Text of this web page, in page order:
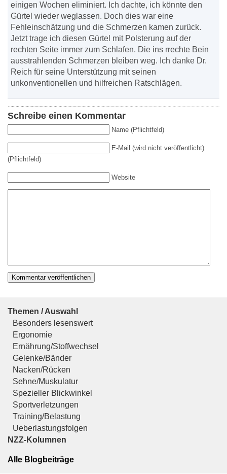
einigen Wochen eliminiert. Ich dachte, ich könnte den
Gürtel wieder weglassen. Doch dies war eine
Fehleinschätzung und die Schmerzen kamen zurück.
Jetzt trage ich diesen Gürtel mit Polsterung auf der
rechten Seite immer zum Schlafen. Die ins rrechte Bein
ausstrahlenden Schmerzen bleiben weg. Ich danke Dr.
Reich für seine Unterstützung mit seinen
unkonventionellen und hilfreichen Ratschlägen.
Schreibe einen Kommentar
Name (Pflichtfeld)
E-Mail (wird nicht veröffentlicht)
(Pflichtfeld)
Website
Themen / Auswahl
Besonders lesenswert
Ergonomie
Ernährung/Stoffwechsel
Gelenke/Bänder
Nacken/Rücken
Sehne/Muskulatur
Spezieller Blickwinkel
Sportverletzungen
Training/Belastung
Ueberlastungsfolgen
NZZ-Kolumnen
Alle Blogbeiträge